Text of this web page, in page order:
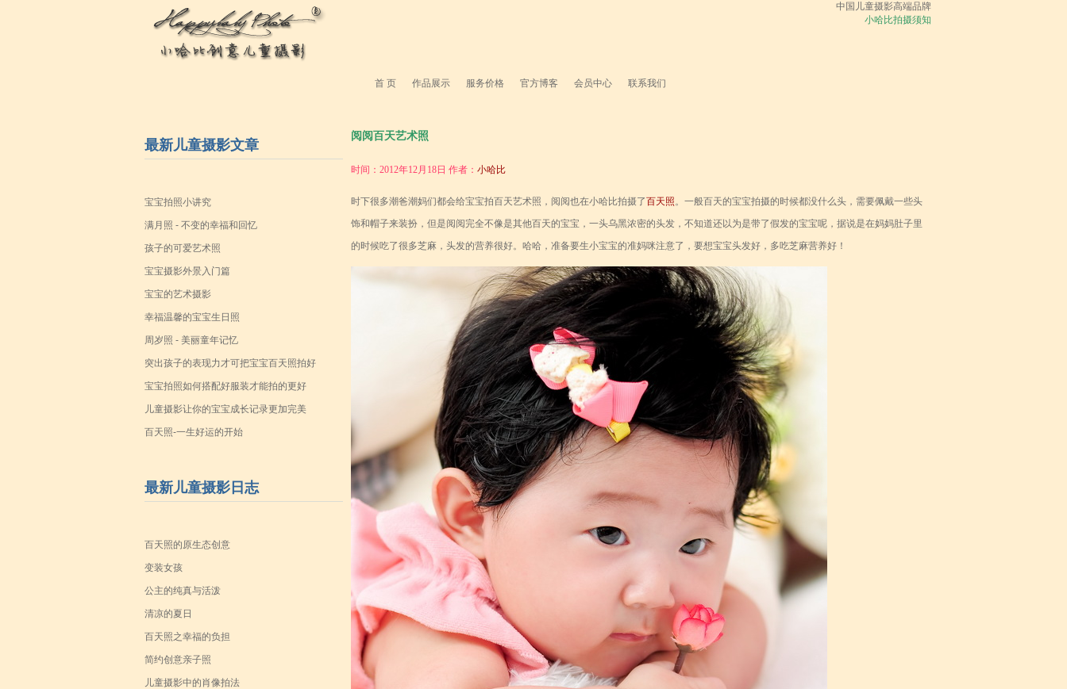
中国儿童摄影高端品牌
小哈比拍摄须知
首 页 作品展示 服务价格 官方博客 会员中心 联系我们
最新儿童摄影文章
宝宝拍照小讲究
满月照 - 不变的幸福和回忆
孩子的可爱艺术照
宝宝摄影外景入门篇
宝宝的艺术摄影
幸福温馨的宝宝生日照
周岁照 - 美丽童年记忆
突出孩子的表现力才可把宝宝百天照拍好
宝宝拍照如何搭配好服装才能拍的更好
儿童摄影让你的宝宝成长记录更加完美
百天照-一生好运的开始
最新儿童摄影日志
百天照的原生态创意
变装女孩
公主的纯真与活泼
清凉的夏日
百天照之幸福的负担
简约创意亲子照
儿童摄影中的肖像拍法
阅阅百天艺术照
时间：2012年12月18日 作者： 小哈比
时下很多潮爸潮妈们都会给宝宝拍百天艺术照，阅阅也在小哈比拍摄了百天照。一般百天的宝宝拍摄的时候都没什么头，需要佩戴一些头
饰和帽子来装扮，但是阅阅完全不像是其他百天的宝宝，一头乌黑浓密的头发，不知道还以为是带了假发的宝宝呢，据说是在妈妈肚子里
的时候吃了很多芝麻，头发的营养很好。哈哈，准备要生小宝宝的准妈咪注意了，要想宝宝头发好，多吃芝麻营养好！